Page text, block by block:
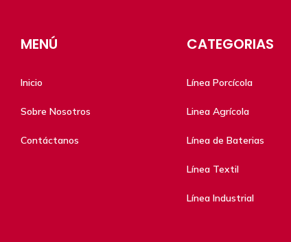
MENÚ
Inicio
Sobre Nosotros
Contáctanos
CATEGORIAS
Línea Porcícola
Linea Agrícola
Línea de Baterias
Línea Textil
Línea Industrial